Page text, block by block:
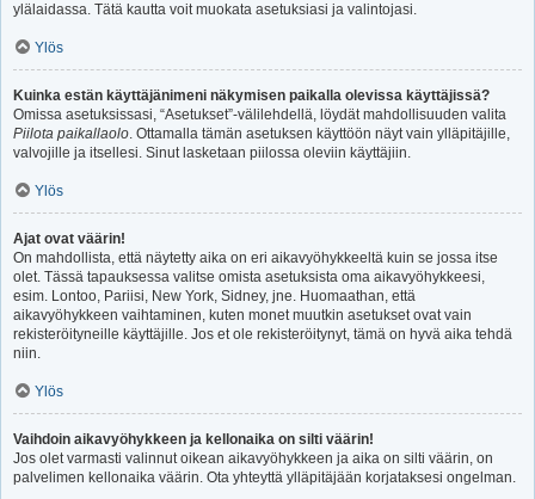
ylälaidassa. Tätä kautta voit muokata asetuksiasi ja valintojasi.
Ylös
Kuinka estän käyttäjänimeni näkymisen paikalla olevissa käyttäjissä?
Omissa asetuksissasi, “Asetukset”-välilehdellä, löydät mahdollisuuden valita
Piilota paikallaolo. Ottamalla tämän asetuksen käyttöön näyt vain ylläpitäjille,
valvojille ja itsellesi. Sinut lasketaan piilossa oleviin käyttäjiin.
Ylös
Ajat ovat väärin!
On mahdollista, että näytetty aika on eri aikavyöhykkeeltä kuin se jossa itse
olet. Tässä tapauksessa valitse omista asetuksista oma aikavyöhykkeesi,
esim. Lontoo, Pariisi, New York, Sidney, jne. Huomaathan, että
aikavyöhykkeen vaihtaminen, kuten monet muutkin asetukset ovat vain
rekisteröityneille käyttäjille. Jos et ole rekisteröitynyt, tämä on hyvä aika tehdä
niin.
Ylös
Vaihdoin aikavyöhykkeen ja kellonaika on silti väärin!
Jos olet varmasti valinnut oikean aikavyöhykkeen ja aika on silti väärin, on
palvelimen kellonaika väärin. Ota yhteyttä ylläpitäjään korjataksesi ongelman.